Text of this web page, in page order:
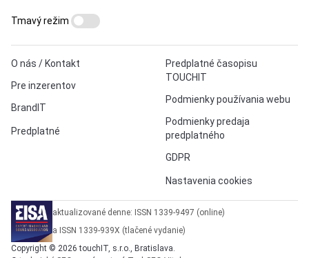
O nás / Kontakt
Pre inzerentov
BrandIT
Predplatné
Predplatné časopisu
TOUCHIT
Podmienky používania webu
Podmienky predaja
predplatného
GDPR
Nastavenia cookies
Tmavý režim
aktualizované denne: ISSN 1339-9497 (online)
a ISSN 1339-939X (tlačené vydanie)
Copyright © 2026 touchIT, s.r.o., Bratislava.